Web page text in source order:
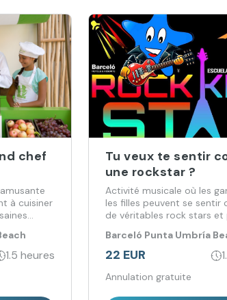
chef
à cuisiner
1.5 heures
Tu veux te sentir
une rockstar ?
Activité musicale où les
les filles peuvent se sentir
de véritables rock stars et
apprentissage dans
l'hôtel.
Barceló Punta Umbría
Resort
22 EUR
Annulation gratuite